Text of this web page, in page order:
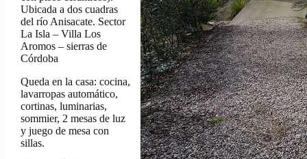
Ubicada a dos cuadras
del río Anisacate. Sector
La Isla – Villa Los
Aromos – sierras de
Córdoba
Queda en la casa: cocina,
lavarropas automático,
cortinas, luminarias,
sommier, 2 mesas de luz
y juego de mesa con
sillas.